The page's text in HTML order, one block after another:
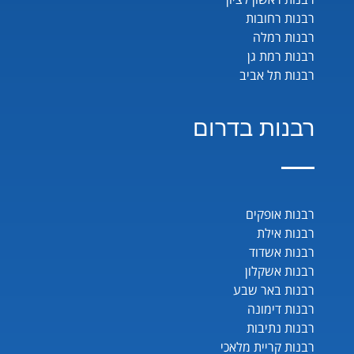
רבנות רחובות
רבנות רמלה
רבנות רמת גן
רבנות תל אביב
רבנות בדרום
רבנות אופקים
רבנות אילת
רבנות אשדוד
רבנות אשקלון
רבנות באר שבע
רבנות דימונה
רבנות נתיבות
רבנות קריית מלאכי